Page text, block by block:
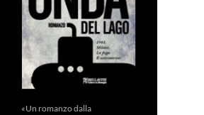
«Un romanzo dalla